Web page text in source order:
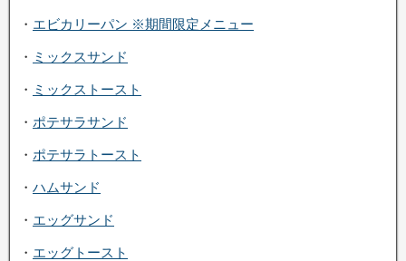
・ エビカリーパン ※期間限定メニュー
・ ミックスサンド
・ ミックストースト
・ ポテサラサンド
・ ポテサラトースト
・ ハムサンド
・ エッグサンド
・ エッグトースト